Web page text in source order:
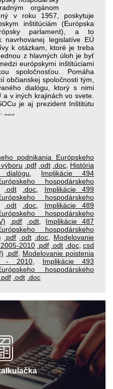
orgánom
v roku 1957, poskytuje
inštitúciám (Európska
parlament), a to
navrhovanej legislatíve EÚ
k otázkam, ktoré je treba
z hlavných úloh je byť
európskymi inštitúciami
spoločnosťou. Pomáha
občianskej spoločnosti tým,
dialógu, ktorý s nimi
v iných krajinách vo svete.
je aj prezident Inštitútu
podnikania Európskeho
.pdf .odt .doc História
Implikácie 494
hospodárskeho
.odt .doc
Implikácie 499
hospodárskeho
.odt .doc
Implikácie 489
hospodárskeho
.pdf .odt, Implikácie 487
hospodárskeho
.pdf .odt .doc
Modelovanie
2010 .pdf .odt .doc,csd
.pdf
Modelovanie poistenia
- 2010, Implikácie 493
hospodárskeho
.pdf .odt .doc